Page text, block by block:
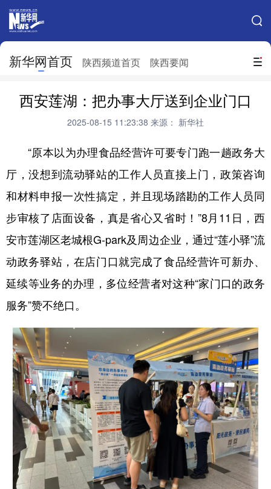
搜索
新华网首页 陕西频道首页 陕西要闻
网站地图
北京 天津 河北 山西
浙江 安徽 福建 江西
广东 广西 海南 重庆
四川 贵州 云南 西藏
陕西 甘肃 青海 宁夏
新疆 内蒙古 黑龙江
西安莲湖：把办事大厅送到企业门口
2025-08-15 11:23:38 来源： 新华社
“原本以为办理食品经营许可要专门跑一趟政务大
厅，没想到流动驿站的工作人员直接上门，政策咨询
和材料申报一次性搞定，并且现场踏勘的工作人员同
步审核了店面设备，真是省心又省时！”8月11日，西
安市莲湖区老城根G-park及周边企业，通过“莲小驿”流
动政务驿站，在店门口就完成了食品经营许可新办、
延续等业务的办理，多位经营者对这种“家门口的政务
服务”赞不绝口。